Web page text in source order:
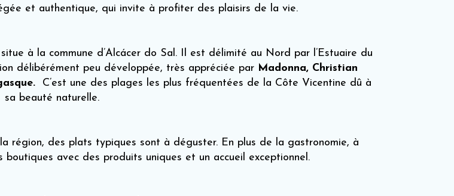
et authentique, qui invite à profiter des plaisirs de la vie.
à la commune d’Alcácer do Sal. Il est délimité au Nord par l’Estuaire du
délibérément peu développée, très appréciée par Madonna, Christian
C’est une des plages les plus fréquentées de la Côte Vicentine dû à
sa beauté naturelle.
région, des plats typiques sont à déguster. En plus de la gastronomie, à
boutiques avec des produits uniques et un accueil exceptionnel.